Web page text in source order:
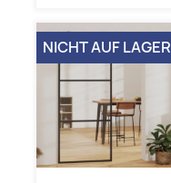
NICHT AUF LAGER